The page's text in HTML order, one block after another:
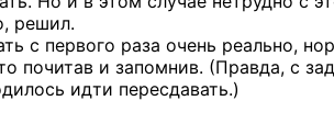
решил.
с первого раза очень реально,
почитав и запомнив. (Правда, с
идти пересдавать.)